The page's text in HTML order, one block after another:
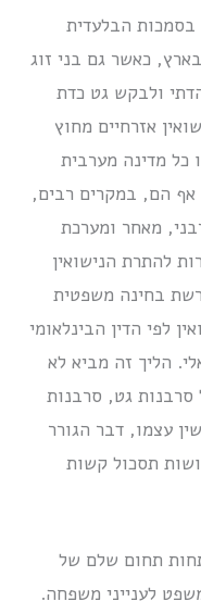
בסמכות הבלעדית
כאשר גם בני זוג
ולבקש גט כדת
אזרחיים מחוץ
כל מדינה מערבית
אף הם, במקרים רבים,
מאחר ומערכת
להתרת הנישואין
בחינה משפטית
לפי הדין הבינלאומי
הליך זה מביא לא
גט, סרבנות
עצמו, דבר הגורר
תסכול קשות
תחום שלם של
לענייני משפחה.